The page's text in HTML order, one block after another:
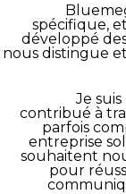
spécifique,
développé
nous distingue
Je
contribué à
parfois
entreprise
souhaitent
pour